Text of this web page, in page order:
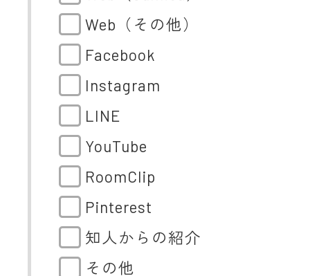
Web（その他）
Facebook
Instagram
LINE
YouTube
RoomClip
Pinterest
知人からの紹介
その他